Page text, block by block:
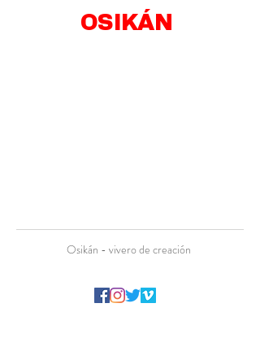
OSIKÁN
Osikán - vivero de creación